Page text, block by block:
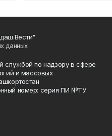
данных
службой по надзору в сфере
и массовых
номер: серия ПИ №ТУ